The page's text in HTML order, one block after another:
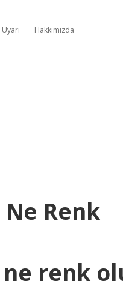
Hakkımızda
Renk
renk